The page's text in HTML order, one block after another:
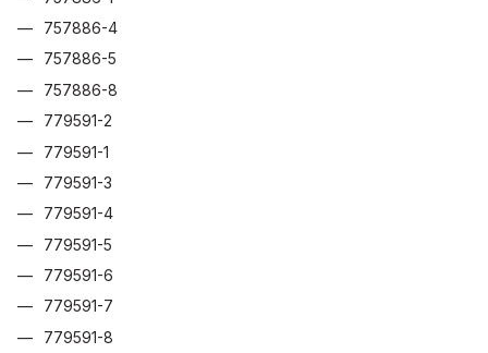
757886-4
757886-5
757886-8
779591-2
779591-1
779591-3
779591-4
779591-5
779591-6
779591-7
779591-8